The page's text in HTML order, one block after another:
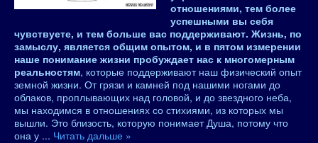
отношениями, тем более
успешными вы себя
чувствуете, и тем больше вас поддерживают. Жизнь, по
замыслу, является общим опытом, и в пятом измерении
наше понимание жизни пробуждает нас к многомерным
реальностям, которые поддерживают наш физический опыт
земной жизни. От грязи и камней под нашими ногами до
облаков, проплывающих над головой, и до звездного неба,
мы находимся в отношениях со стихиями, из которых мы
вышли. Это близость, которую понимает Душа, потому что
она у ... Читать дальше »